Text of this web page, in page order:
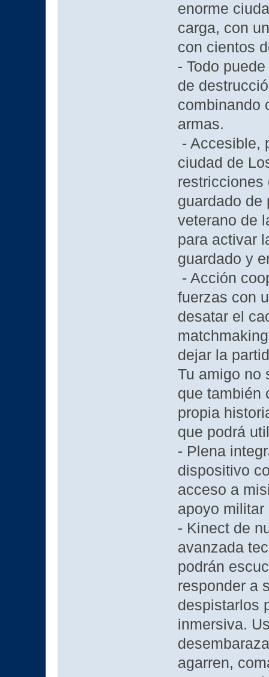
enorme
carga, con
con cientos
- Todo
de
combinando
armas.
- Accesible,
ciudad de
restricciones
guardado de
veterano de
para activar
guardado y
- Acción
fuerzas con
desatar el
dejar la
Tu amigo no
que también
propia
que podrá
- Plena
dispositivo
acceso a
apoyo
- Kinect de
avanzada
podrán
responder a
despistarlos
inmersiva.
agarren,